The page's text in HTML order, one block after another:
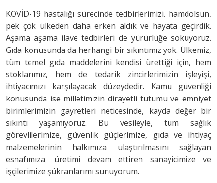
KOVİD-19 hastalığı sürecinde tedbirlerimizi, hamdolsun,
pek çok ülkeden daha erken aldık ve hayata geçirdik.
Aşama aşama ilave tedbirleri de yürürlüğe sokuyoruz.
Gıda konusunda da herhangi bir sıkıntımız yok. Ülkemiz,
tüm temel gıda maddelerini kendisi ürettiği için, hem
stoklarımız, hem de tedarik zincirlerimizin işleyişi,
ihtiyacımızı karşılayacak düzeydedir. Kamu güvenliği
konusunda ise milletimizin dirayetli tutumu ve emniyet
birimlerimizin gayretleri neticesinde, kayda değer bir
sıkıntı yaşamıyoruz. Bu vesileyle, tüm sağlık
görevlilerimize, güvenlik güçlerimize, gıda ve ihtiyaç
malzemelerinin halkımıza ulaştırılmasını sağlayan
esnafımıza, üretimi devam ettiren sanayicimize ve
işçilerimize şükranlarımı sunuyorum.